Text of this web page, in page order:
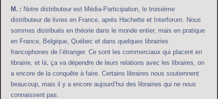
M. : Notre distributeur est Média-Participation, le troisième
distributeur de livres en France, après Hachette et Interforum. Nous
sommes distribués en théorie dans le monde entier, mais en pratique
en France, Belgique, Québec et dans quelques librairies
francophones de l’étranger. Ce sont les commerciaux qui placent en
librairie, et là, ça va dépendre de leurs relations avec les libraires, on
a encore de la conquête à faire. Certains libraires nous soutiennent
beaucoup, mais il y a encore aujourd’hui des librairies qui ne nous
connaissent pas.